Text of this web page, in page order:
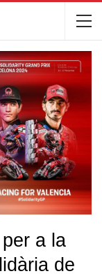
a la
de